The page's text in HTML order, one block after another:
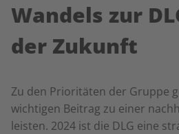
Wandels zur
der Zukunft
Zu den Prioritäten der Gruppe
wichtigen Beitrag zu einer
leisten. 2024 ist die DLG eine